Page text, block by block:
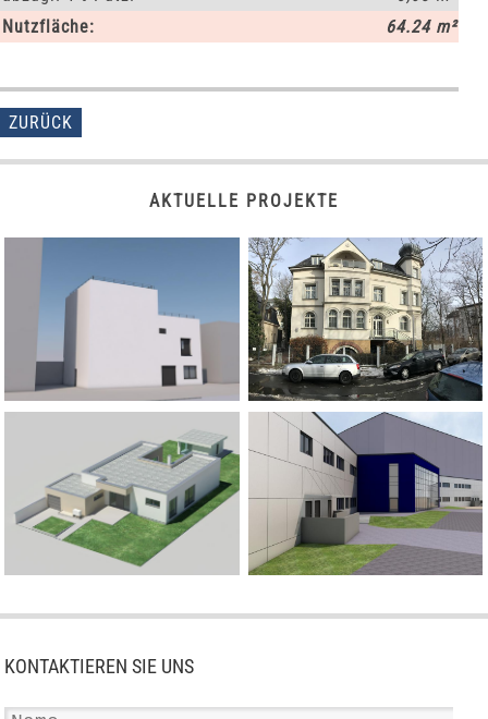
Nutzfläche:
64.24 m²
ZURÜCK
AKTUELLE PROJEKTE
KONTAKTIEREN SIE UNS